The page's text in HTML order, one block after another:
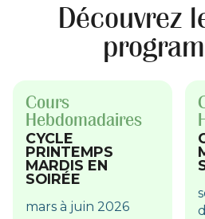
Découvrez
Cours
Hebdomadaires
CYCLE
PRINTEMPS
MARDIS EN
SOIRÉE
mars à juin 2026